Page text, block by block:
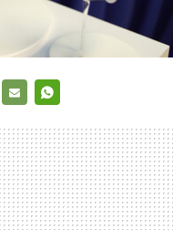
MAIL